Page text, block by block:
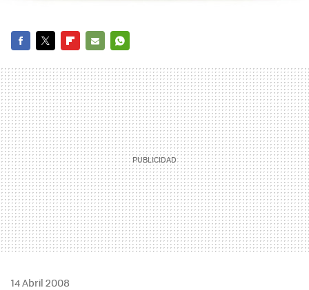
MAIL
14 Abril 2008